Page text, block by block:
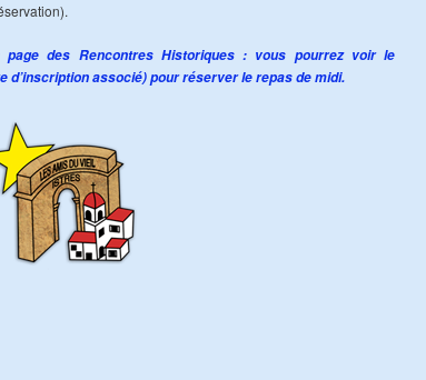
des Rencontres Historiques : vous pourrez voir le
d’inscription associé) pour réserver le repas de midi.